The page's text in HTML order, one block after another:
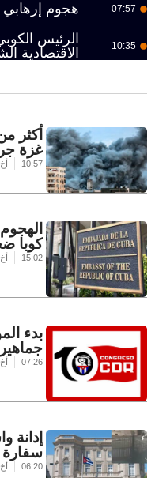
07:57 هجوم
10:35
الرئيس
غزة
10:57
كوبا
15:02
بدء
07:26
إدانة
سفارة
06:20